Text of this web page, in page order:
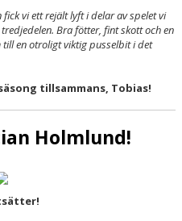
vi ett rejält lyft i delar av spelet vi
Bra fötter, fint skott och en
en otroligt viktig pusselbit i det
tillsammans, Tobias!
Holmlund!